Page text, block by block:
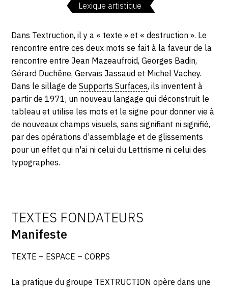
ACTUALITÉS DU MONDE DE L'ART
LEXIQUE ARTISTIQUE
SERVICES
CRÉER SON CATALOGUE RAISONNÉ
ABONNEMENTS DÉDIÉS AUX GALERISTES
CRÉER SON SITE ARTISTE
DEVENIR CONTRIBUTEUR
À PROPOS
L'ÉQUIPE OAM
Lexique artistique
Dans Textruction, il y a « texte » et « destruction ». Le
rencontre entre ces deux mots se fait à la faveur de la
rencontre entre Jean Mazeaufroid, Georges Badin,
Gérard Duchêne, Gervais Jassaud et Michel Vachey.
Dans le sillage deSupports Surfaces, ils inventent à
partir de 1971, un nouveau langage qui déconstruit le
tableau et utilise les mots et le signe pour donner vie à
de nouveaux champs visuels, sans signifiant ni signifié,
par des opérations d’assemblage et de glissements
pour un effet qui n'ai ni celui du Lettrisme ni celui des
typographes.
TEXTES FONDATEURS
Manifeste
TEXTE – ESPACE – CORPS
La pratique du groupe TEXTRUCTION opère dans une